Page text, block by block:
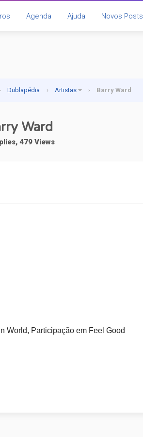
Agenda Ajuda Novos Posts
› Dublapédia › Artistas › Barry Ward
Ward
479 Views
World, Participação em Feel Good